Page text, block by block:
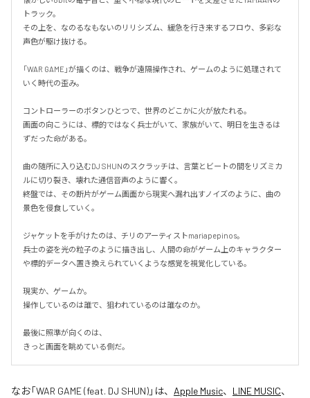
トラック。
その上を、なのるなもないのリリシズム、緩急を行き来するフロウ、多彩な
声色が駆け抜ける。
「WAR GAME」が描くのは、戦争が遠隔操作され、ゲームのように処理されて
いく時代の歪み。
コントローラーのボタンひとつで、世界のどこかに火が放たれる。
画面の向こうには、標的ではなく兵士がいて、家族がいて、明日を生きるは
ずだった命がある。
曲の随所に入り込むDJ SHUNのスクラッチは、言葉とビートの間をリズミカ
ルに切り裂き、壊れた通信音声のように響く。
終盤では、その断片がゲーム画面から現実へ漏れ出すノイズのように、曲の
景色を侵食していく。
ジャケットを手がけたのは、チリのアーティストmariapepinos。
兵士の姿を光の粒子のように描き出し、人間の命がゲーム上のキャラクター
や標的データへ置き換えられていくような感覚を視覚化している。
現実か、ゲームか。
操作しているのは誰で、狙われているのは誰なのか。
最後に照準が向くのは、
きっと画面を眺めている側だ。
なお「WAR GAME (feat. DJ SHUN)」は、 Apple Music、 LINE MUSIC、